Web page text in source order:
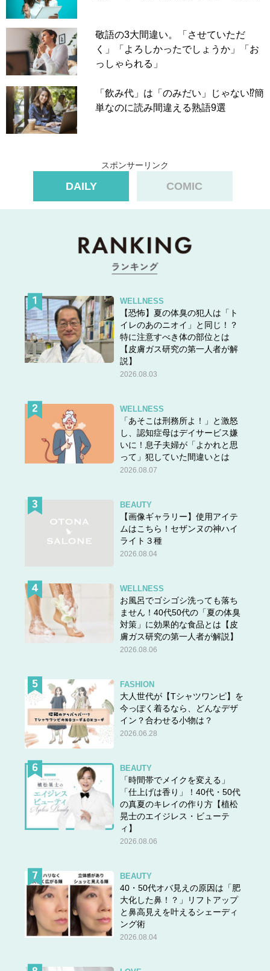
主な業務以外の種々雑多な仕事。
出典元：小学館 デジタル大辞泉
です。
類語表現には「雑務（ざつむ）」が挙げられます。本記事
で紹介する「雑役」の「雑」も「雑務」と同じく「ざつ」
と読みます。問題は「役」の読み方です。「役」には2つ
の音読みがありますが、タイトルにもある通り「雑役」の
正解は……
「ざつえき」です。
「雑役」のもう一つの読みは「ぞうやく」で、
１ 雑用。また、雑用をする人。
という意味です。「役（やく）」と読むと、雑用だけでな
く雑用をする人も表せます。
「役」の読みは
音読み ヤク・エキ
訓読み（常用漢字表外）つとめ・いくさ
げられます。実は「使役」にも2つの読み方があるのです
が、読み間違いが多い代表的な言葉の方の「使役」は「し
えき」と読み、その意味は
１ 人を使って何かをさせること。働かせるこ
と。
２ 文法で、ある行為を他人に行わせることを
表す言い方。動詞に、文語では助動詞「す」
「さす」「しむ」など、口語では助動詞「せ
る」「させる」「しめる」などを付けて言い
表す。
を表します。
「つかいやく」という読みもありますが、
① ＝つかいばん（使番）
③ 使者の役目。
敬語の3大間違い。「させていただ
く」「よろしかったでしょうか」「お
っしゃられる」
「飲み代」は「のみだい」じゃない⁉簡
単なのに読み間違える熟語9選
スポンサーリンク
DAILY COMIC
WELLNESS
【恐怖】夏の体臭の犯人は「ト
イレのあのニオイ」と同じ！？
特に注意すべき体の部位とは
【皮膚ガス研究の第一人者が解
説】
2026.08.03
WELLNESS
「あそこは刑務所よ！」と激怒
し、認知症母はデイサービス嫌
いに！息子夫婦が「よかれと思
って」犯していた間違いとは
2026.08.07
BEAUTY
【画像ギャラリー】使用アイテ
ムはこちら！セザンヌの神ハイ
ライト３種
2026.08.04
WELLNESS
お風呂でゴシゴシ洗っても落ち
ません！40代50代の「夏の体臭
対策」に効果的な食品とは【皮
膚ガス研究の第一人者が解説】
2026.08.06
FASHION
大人世代が【Tシャツワンピ】を
今っぽく着るなら、どんなデザ
イン？合わせる小物は？
2026.06.28
BEAUTY
「時間帯でメイクを変える」
「仕上げは香り」！40代・50代
の真夏のキレイの作り方【植松
晃士のエイジレス・ビューテ
ィ】
2026.08.06
BEAUTY
40・50代オバ見えの原因は「肥
大化した鼻！？」リフトアップ
と鼻高見えを叶えるシェーディ
ング術
2026.08.04